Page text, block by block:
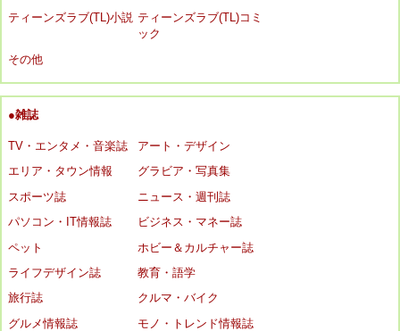
ティーンズラブ(TL)小説 ティーンズラブ(TL)コミ
ック
その他
●雑誌
TV・エンタメ・音楽誌
アート・デザイン
エリア・タウン情報
グラビア・写真集
スポーツ誌
ニュース・週刊誌
パソコン・IT情報誌
ビジネス・マネー誌
ペット
ホビー＆カルチャー誌
ライフデザイン誌
教育・語学
旅行誌
クルマ・バイク
グルメ情報誌
モノ・トレンド情報誌